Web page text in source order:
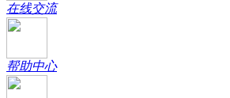
在线交流
帮助中心